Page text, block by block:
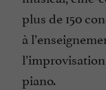
plus de 150
à
piano.